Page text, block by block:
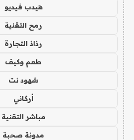
هيدب فيديو
رمح التقنية
رذاذ التجارة
طعم وكيف
شهود نت
أركاني
مباشر التقنية
مدونة صحبة